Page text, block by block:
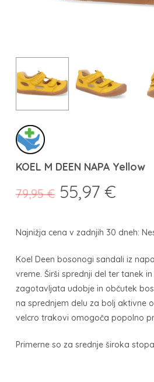
KOEL M DEEN NAPA Yellow
79,95€ Izvirna
je
79,95 €.
55,97 €
je:
Najnižja cena v zadnjih 30 dneh:
Koel Deen bosonogi sandali iz
vreme. Širši sprednji del ter tanek
zagotavljata udobje in občutek
na sprednjem delu za bolj aktivne
velcro trakovi omogoča popolno
Primerne so za srednje široka